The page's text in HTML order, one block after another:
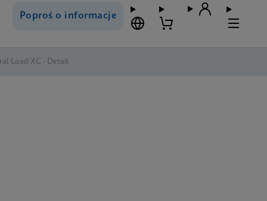
Poproś o informacje
Load XC - Detail